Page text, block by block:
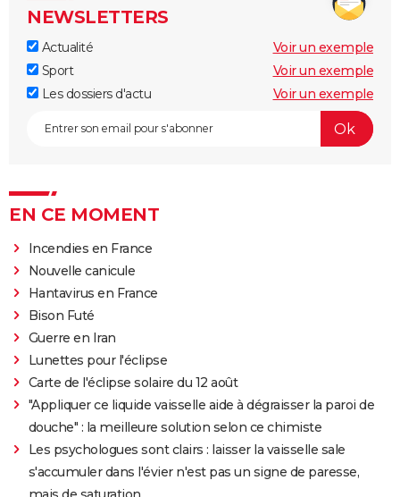
NEWSLETTERS
Actualité
Voir un exemple
Sport
Voir un exemple
Les dossiers d'actu
Voir un exemple
EN CE MOMENT
Incendies en France
Nouvelle canicule
Hantavirus en France
Bison Futé
Guerre en Iran
Lunettes pour l'éclipse
Carte de l'éclipse solaire du 12 août
"Appliquer ce liquide vaisselle aide à dégraisser la paroi de
douche" : la meilleure solution selon ce chimiste
Les psychologues sont clairs : laisser la vaisselle sale
s'accumuler dans l'évier n'est pas un signe de paresse,